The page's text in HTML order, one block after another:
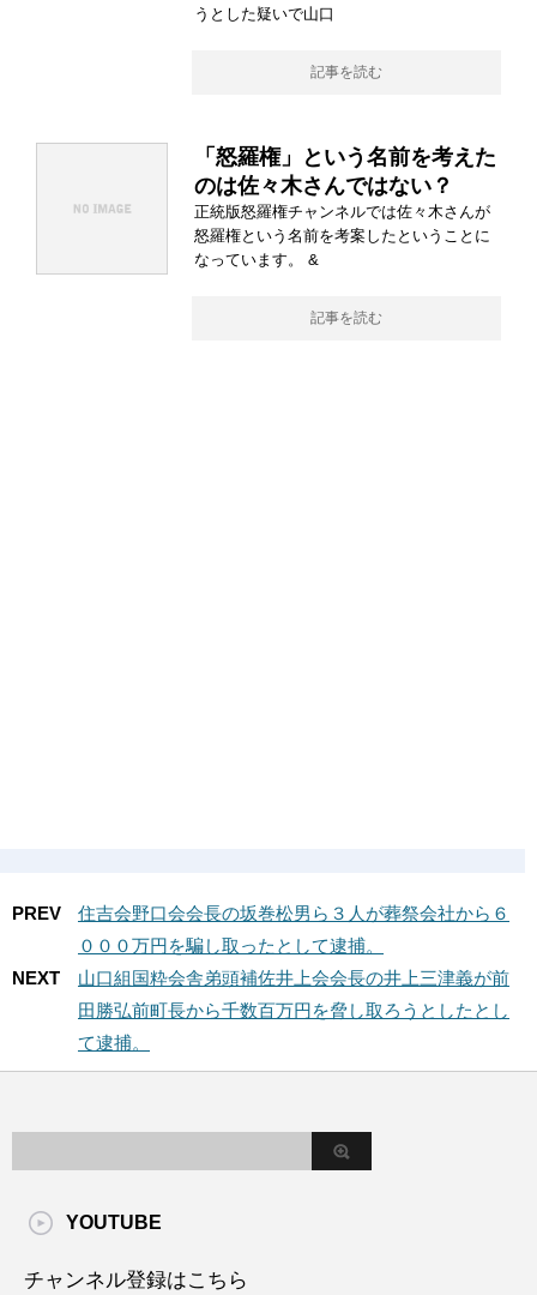
うとした疑いで山口
記事を読む
「怒羅権」という名前を考えた
のは佐々木さんではない？
正統版怒羅権チャンネルでは佐々木さんが
怒羅権という名前を考案したということに
なっています。 &
記事を読む
PREV
住吉会野口会会長の坂巻松男ら３人が葬祭会社から６
０００万円を騙し取ったとして逮捕。
NEXT
山口組国粋会舎弟頭補佐井上会会長の井上三津義が前
田勝弘前町長から千数百万円を脅し取ろうとしたとし
て逮捕。
YOUTUBE
チャンネル登録はこちら